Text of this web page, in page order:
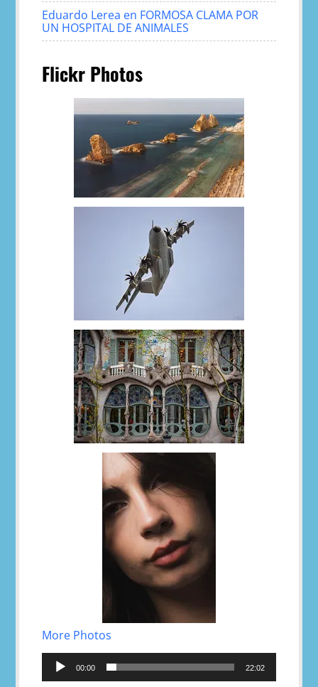
Eduardo Lerea en FORMOSA CLAMA POR
UN HOSPITAL DE ANIMALES
Flickr Photos
More Photos
Reproductor
00:00 22:02